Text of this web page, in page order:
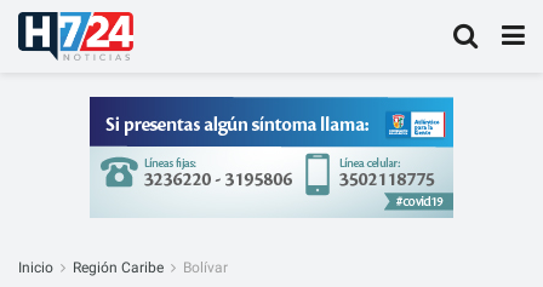
Inicio Región Caribe Bolívar